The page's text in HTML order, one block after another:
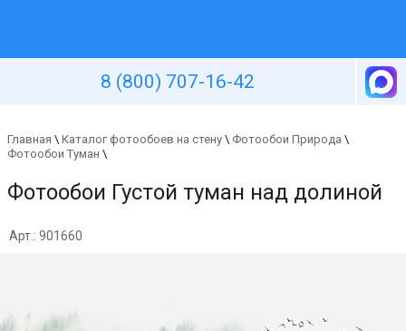
8 (800) 707-16-42
Главная \ Каталог фотообоев на стену \ Фотообои Природа \
Фотообои Туман \
Фотообои Густой туман над долиной
Арт.: 901660